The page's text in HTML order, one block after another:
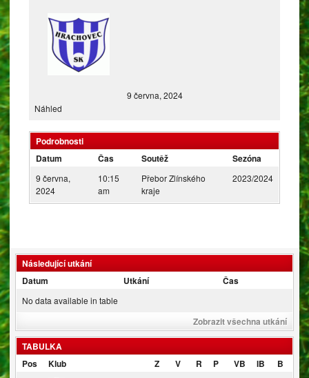
9 června, 2024
Náhled
Podrobnosti
Datum
Čas Soutěž Sezóna
9 června,
2024
10:15
am
Přebor Zlínského
kraje
2023/2024
Následující utkání
Datum
Utkání Čas
No data available in table
Zobrazit všechna utkání
TABULKA
Pos
Klub Z V R P VB IB B